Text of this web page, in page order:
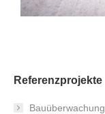
Referenzprojekte
Bauüberwachung